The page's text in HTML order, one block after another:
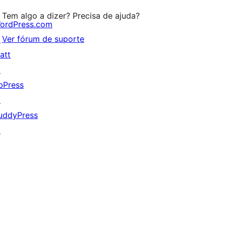
Tem algo a dizer? Precisa de ajuda?
Ver fórum de suporte